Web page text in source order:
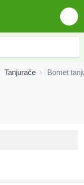
Tanjurače Bomet